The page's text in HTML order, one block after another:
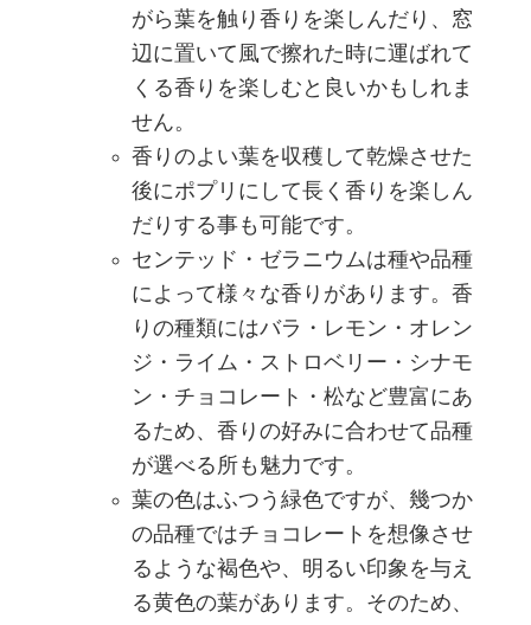
がら葉を触り香りを楽しんだり、窓
辺に置いて風で擦れた時に運ばれて
くる香りを楽しむと良いかもしれま
せん。
香りのよい葉を収穫して乾燥させた
後にポプリにして長く香りを楽しん
だりする事も可能です。
センテッド・ゼラニウムは種や品種
によって様々な香りがあります。香
りの種類にはバラ・レモン・オレン
ジ・ライム・ストロベリー・シナモ
ン・チョコレート・松など豊富にあ
るため、香りの好みに合わせて品種
が選べる所も魅力です。
葉の色はふつう緑色ですが、幾つか
の品種ではチョコレートを想像させ
るような褐色や、明るい印象を与え
る黄色の葉があります。そのため、